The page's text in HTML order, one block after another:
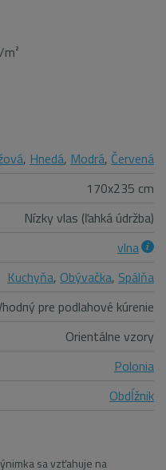
, Hnedá, Modrá, Červená
170x235 cm
Nízky vlas (ľahká údržba)
vlna
Kuchyňa, Obývačka, Spálňa
pre podlahové kúrenie
Orientálne vzory
Polonia
Obdĺžnik
sa vzťahuje na